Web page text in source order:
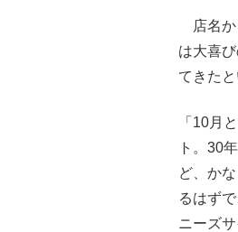
店名か
は大喜
てきた
「10月
ト。30
ど、か
るはず
ニーズ